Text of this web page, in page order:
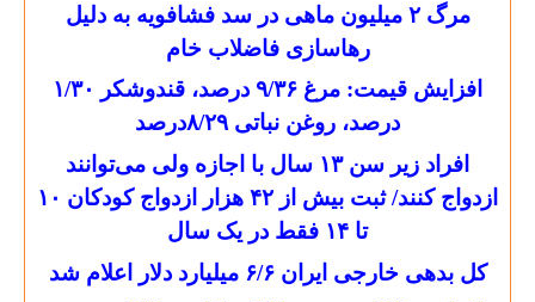
مرگ ۲ میلیون ماهی در سد فشافویه به دلیل
رهاسازی فاضلاب خام
افزایش قیمت: مرغ ۹/۳۶ درصد، قندوشکر ۱/۳۰
درصد، روغن نباتی ۸/۲۹درصد
افراد زیر سن ۱۳ سال با اجازه ولی می‌توانند
ازدواج کنند/ ثبت بیش از ۴۲ هزار ازدواج کودکان ۱۰
تا ۱۴ فقط در یک سال
کل بدهی خارجی ایران ۶/۶ میلیارد دلار اعلام شد